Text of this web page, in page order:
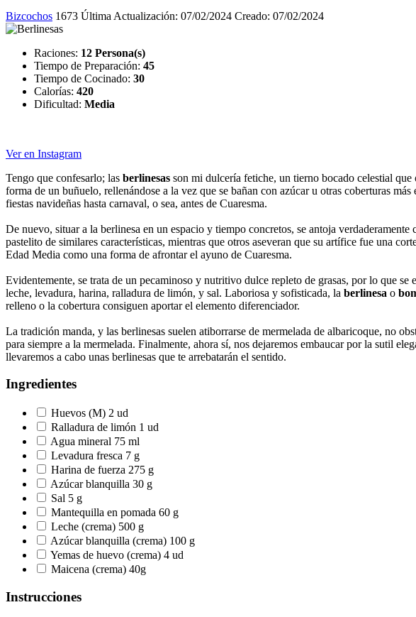
Bizcochos 1673 Última Actualización: 07/02/2024 Creado: 07/02/2024
Raciones: 12 Persona(s)
Tiempo de Preparación: 45
Tiempo de Cocinado: 30
Calorías: 420
Dificultad: Media
Ver en Instagram
Tengo que confesarlo; las berlinesas son mi dulcería fetiche, un tierno bocado celestial
forma de un buñuelo, rellenándose a la vez que se bañan con azúcar u otras coberturas
fiestas navideñas hasta carnaval, o sea, antes de Cuaresma.
De nuevo, situar a la berlinesa en un espacio y tiempo concretos, se antoja
pastelito de similares características, mientras que otros aseveran que su artífice fue una
Edad Media como una forma de afrontar el ayuno de Cuaresma.
Evidentemente, se trata de un pecaminoso y nutritivo dulce repleto de grasas, por lo que
leche, levadura, harina, ralladura de limón, y sal. Laboriosa y sofisticada, la berlinesa o
relleno o la cobertura consiguen aportar el elemento diferenciador.
La tradición manda, y las berlinesas suelen atiborrarse de mermelada de albaricoque, no
para siempre a la mermelada. Finalmente, ahora sí, nos dejaremos embaucar por la sutil
llevaremos a cabo unas berlinesas que te arrebatarán el sentido.
Ingredientes
Huevos (M) 2 ud
Ralladura de limón 1 ud
Agua mineral 75 ml
Levadura fresca 7 g
Harina de fuerza 275 g
Azúcar blanquilla 30 g
Sal 5 g
Mantequilla en pomada 60 g
Leche (crema) 500 g
Azúcar blanquilla (crema) 100 g
Yemas de huevo (crema) 4 ud
Maicena (crema) 40g
Instrucciones